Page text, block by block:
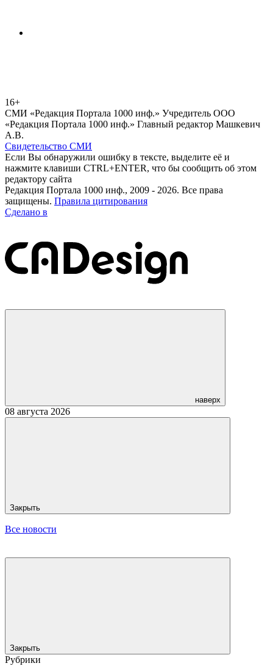
16+
СМИ «Редакция Портала 1000 инф.» Учредитель ООО
«Редакция Портала 1000 инф.» Главный редактор Машкевич
А.В.
Свидетельство СМИ
Если Вы обнаружили ошибку в тексте, выделите её и
нажмите клавиши CTRL+ENTER, что бы сообщить об этом
редактору сайта
Редакция Портала 1000 инф., 2009 - 2026. Все права
защищены. Правила цитирования
Сделано в
наверх
08 августа 2026
Закрыть
Все новости
Закрыть
Рубрики